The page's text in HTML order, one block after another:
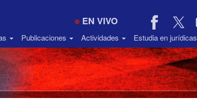
EN VIVO
Publicaciones Actividades Estudia en jurídicas